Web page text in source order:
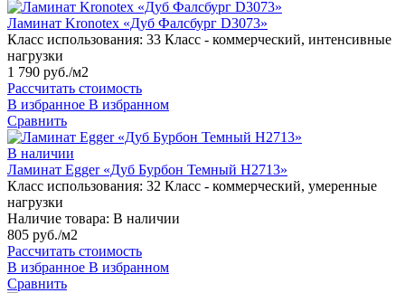
Ламинат Kronotex «Дуб Фалсбург D3073»
Класс использования: 33 Класс - коммерческий, интенсивные
нагрузки
1 790 руб./м2
Рассчитать стоимость
В избранное В избранном
Сравнить
В наличии
Ламинат Egger «Дуб Бурбон Темный H2713»
Класс использования: 32 Класс - коммерческий, умеренные
нагрузки
Наличие товара: В наличии
805 руб./м2
Рассчитать стоимость
В избранное В избранном
Сравнить